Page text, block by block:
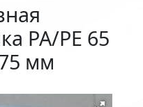
PA/PE 65
мм